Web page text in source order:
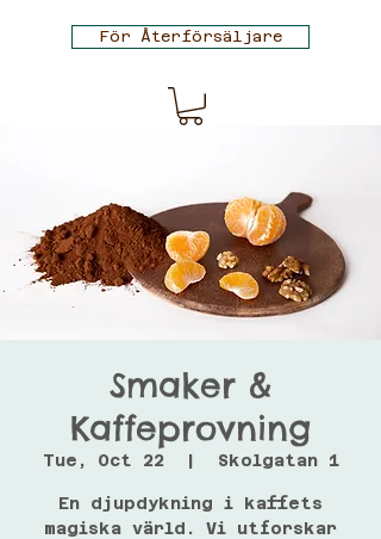
För Återförsäljare
Smaker &
Kaffeprovning
Tue, Oct 22
  |
Skolgatan 1
En djupdykning i kaffets
magiska värld. Vi utforskar